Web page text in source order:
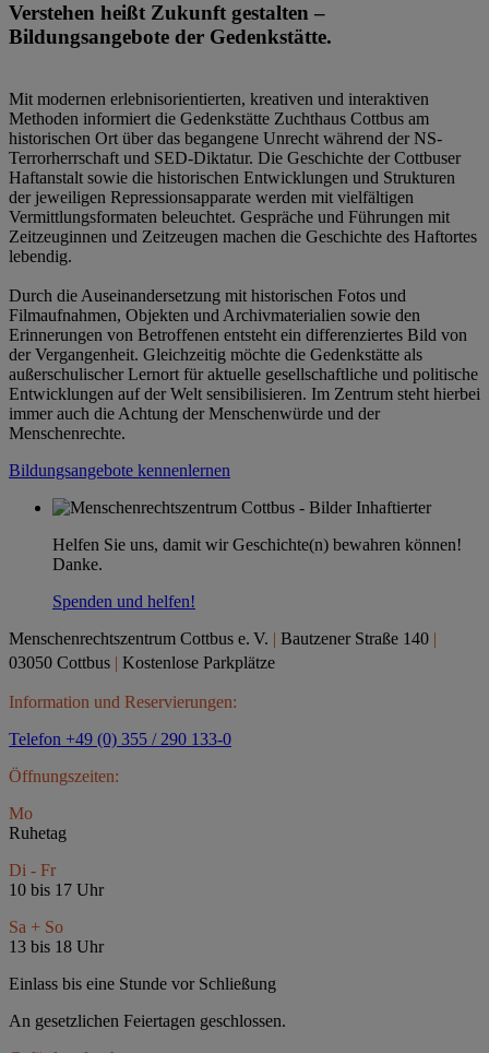
Verstehen heißt Zukunft gestalten –
Bildungsangebote der Gedenkstätte.
Mit modernen erlebnisorientierten, kreativen und interaktiven
Methoden informiert die Gedenkstätte Zuchthaus Cottbus am
historischen Ort über das begangene Unrecht während der NS-
Terrorherrschaft und SED-Diktatur. Die Geschichte der Cottbuser
Haftanstalt sowie die historischen Entwicklungen und Strukturen
der jeweiligen Repressionsapparate werden mit vielfältigen
Vermittlungsformaten beleuchtet. Gespräche und Führungen mit
Zeitzeuginnen und Zeitzeugen machen die Geschichte des Haftortes
lebendig.
Durch die Auseinandersetzung mit historischen Fotos und
Filmaufnahmen, Objekten und Archivmaterialien sowie den
Erinnerungen von Betroffenen entsteht ein differenziertes Bild von
der Vergangenheit. Gleichzeitig möchte die Gedenkstätte als
außerschulischer Lernort für aktuelle gesellschaftliche und politische
Entwicklungen auf der Welt sensibilisieren. Im Zentrum steht hierbei
immer auch die Achtung der Menschenwürde und der
Menschenrechte.
Bildungsangebote kennenlernen
Helfen Sie uns, damit wir Geschichte(n) bewahren können!
Danke.
Spenden und helfen!
Menschenrechtszentrum Cottbus e. V. | Bautzener Straße 140 |
03050 Cottbus | Kostenlose Parkplätze
Information und Reservierungen:
Telefon +49 (0) 355 / 290 133-0
Öffnungszeiten:
Mo
Ruhetag
Di - Fr
10 bis 17 Uhr
Sa + So
13 bis 18 Uhr
Einlass bis eine Stunde vor Schließung
An gesetzlichen Feiertagen geschlossen.